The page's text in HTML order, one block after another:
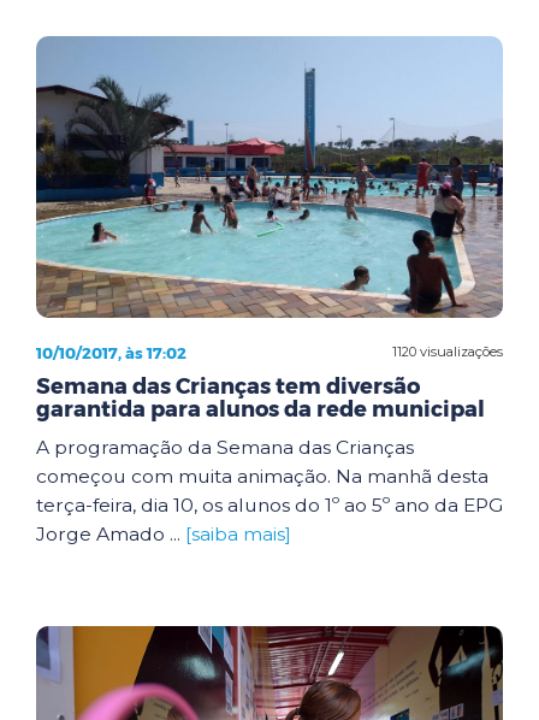
1120 visualizações
10/10/2017, às 17:02
Semana das Crianças tem diversão
garantida para alunos da rede municipal
A programação da Semana das Crianças
começou com muita animação. Na manhã desta
terça-feira, dia 10, os alunos do 1º ao 5º ano da EPG
Jorge Amado ... [saiba mais]